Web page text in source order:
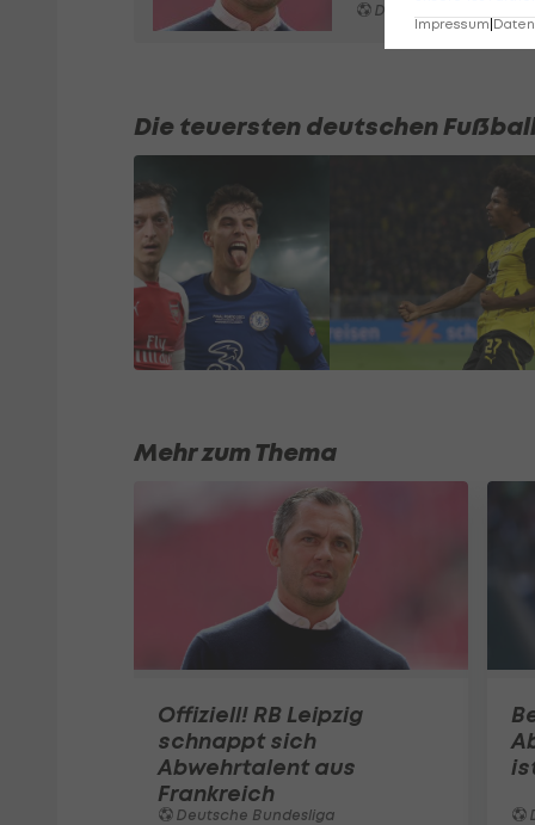
Deutsche Bundesliga
Die teuersten deutschen
Mehr zum Thema
Offiziell! RB Leipzig
schnappt sich
Abwehrtalent aus
Frankreich
Deutsche Bundesliga
Impressum